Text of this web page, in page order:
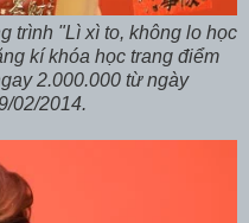
trình "Lì xì to, không lo học
kí khóa học trang điểm
2.000.000 từ ngày
02/2014.